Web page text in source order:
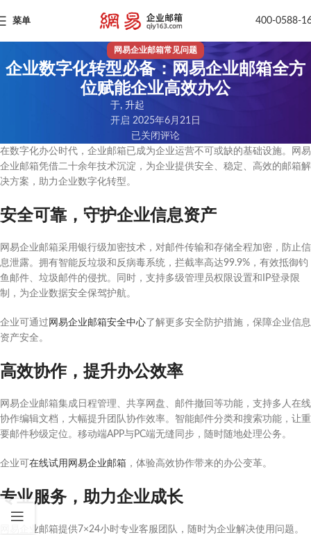
菜单 400-0588-
网易企业邮箱常见问题
企业数字化转型必备：网易企业邮箱全方
位赋能企业高效办公
于, 升起
开启 2025年6月21日
已关闭评论
在数字化办公时代，企业邮箱已成为企业运营不可或缺的基础设施。网易
企业邮箱凭借二十余年技术沉淀，为企业提供安全、稳定、高效的邮箱解
决方案，助力企业数字化转型。
安全可靠，守护企业信息资产
网易企业邮箱采用银行级加密技术，对邮件传输和存储全程加密，防止信
息泄露。拥有智能反垃圾和反病毒系统，拦截率高达99.9%，有效抵御钓
鱼邮件、垃圾邮件的侵扰。同时，支持多级管理员权限设置和IP登录限
制，为企业数据安全保驾护航。
企业可通过 网易企业邮箱安全中心 了解更多安全防护措施，保障企业信息
资产安全。
高效协作，提升办公效率
网易企业邮箱集成日程管理、共享网盘、邮件撤回等功能，支持多人在线
协作编辑文档，大幅提升团队协作效率。智能邮件分类和搜索功能，让重
要邮件秒级定位。移动端APP与PC端无缝同步，随时随地处理公务。
企业可 在线试用网易企业邮箱 ，体验高效协作带来的办公变革。
专业服务，助力企业成长
网易企业邮箱提供7×24小时专业客服团队，随时为企业解决使用问题。